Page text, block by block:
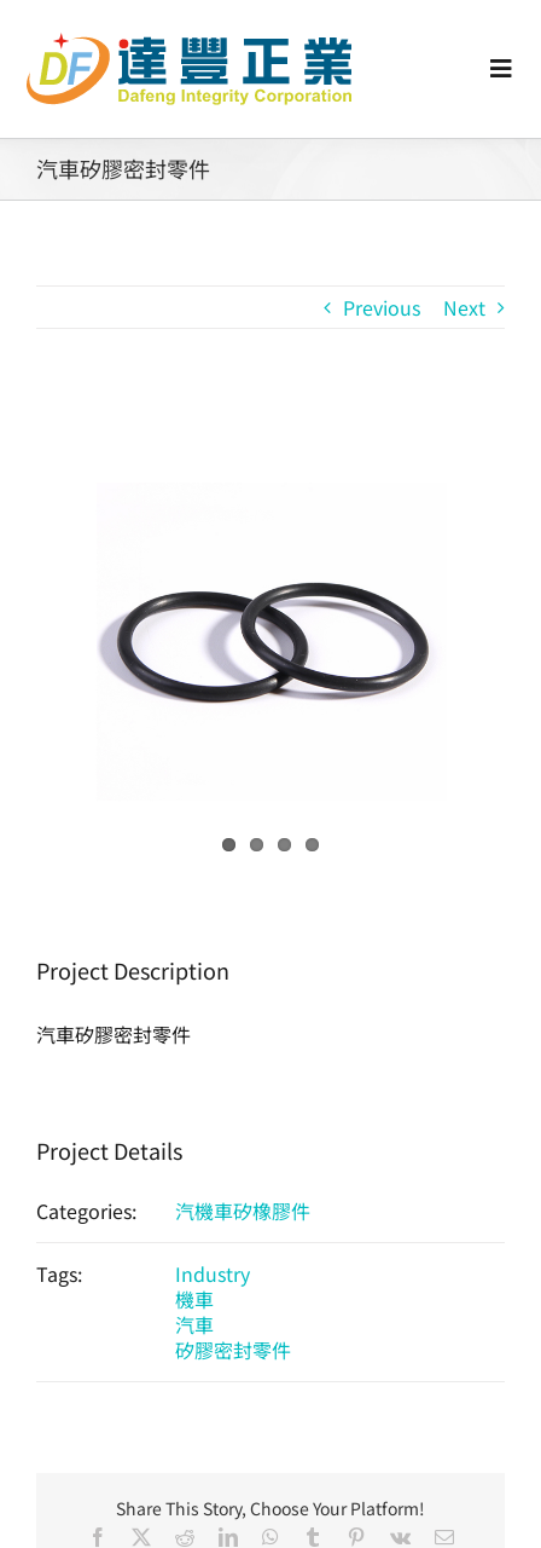
content
認識矽膠
選購指南
汽車矽膠密封零件
Previous Next
Project Description
汽車矽膠密封零件
Project Details
Categories: 汽機車矽橡膠件
Tags:
Industry
機車
汽車
矽膠密封零件
Share This Story, Choose Your Platform!
Facebook RedditLinkedInWhatsApp
Tumblr Pinterest
Vk Email: